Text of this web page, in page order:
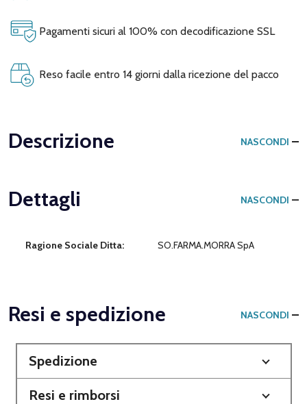
Pagamenti sicuri al 100% con decodificazione SSL
Reso facile entro 14 giorni dalla ricezione del pacco
Descrizione NASCONDI
Dettagli NASCONDI
Ragione Sociale Ditta: SO.FARMA.MORRA SpA
Resi e spedizione NASCONDI
Spedizione
Resi e rimborsi